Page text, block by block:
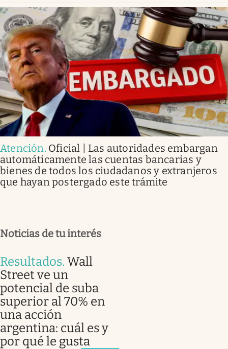
Atención. Oficial | Las autoridades embargan
automáticamente las cuentas bancarias y
bienes de todos los ciudadanos y extranjeros
que hayan postergado este trámite
Noticias de tu interés
Resultados. Wall
Street ve un
potencial de suba
superior al 70% en
una acción
argentina: cuál es y
por qué le gusta